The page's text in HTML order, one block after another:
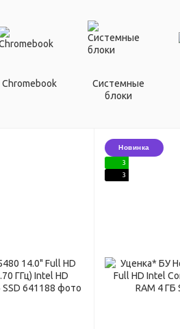
Chromebook
Системные
блоки
Новинка
3
3